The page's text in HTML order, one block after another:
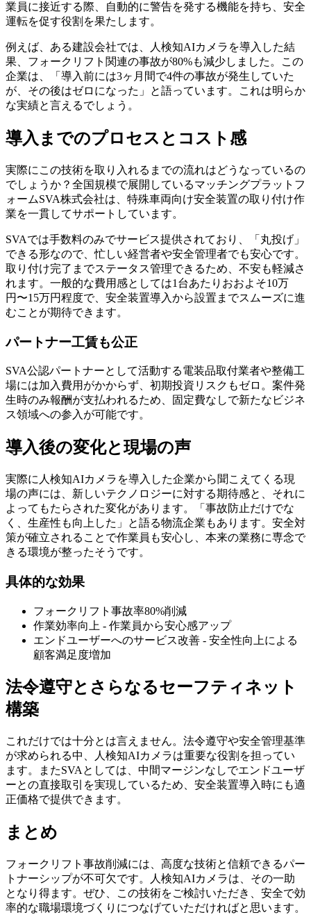
業員に接近する際、自動的に警告を発する機能を持ち、安全
運転を促す役割を果たします。
例えば、ある建設会社では、人検知AIカメラを導入した結
果、フォークリフト関連の事故が80%も減少しました。この
企業は、「導入前には3ヶ月間で4件の事故が発生していた
が、その後はゼロになった」と語っています。これは明らか
な実績と言えるでしょう。
導入までのプロセスとコスト感
実際にこの技術を取り入れるまでの流れはどうなっているの
でしょうか？全国規模で展開しているマッチングプラットフ
ォームSVA株式会社は、特殊車両向け安全装置の取り付け作
業を一貫してサポートしています。
SVAでは手数料のみでサービス提供されており、「丸投げ」
できる形なので、忙しい経営者や安全管理者でも安心です。
取り付け完了までステータス管理できるため、不安も軽減さ
れます。一般的な費用感としては1台あたりおおよそ10万
円〜15万円程度で、安全装置導入から設置までスムーズに進
むことが期待できます。
パートナー工賃も公正
SVA公認パートナーとして活動する電装品取付業者や整備工
場には加入費用がかからず、初期投資リスクもゼロ。案件発
生時のみ報酬が支払われるため、固定費なしで新たなビジネ
ス領域への参入が可能です。
導入後の変化と現場の声
実際に人検知AIカメラを導入した企業から聞こえてくる現
場の声には、新しいテクノロジーに対する期待感と、それに
よってもたらされた変化があります。「事故防止だけでな
く、生産性も向上した」と語る物流企業もあります。安全対
策が確立されることで作業員も安心し、本来の業務に専念で
きる環境が整ったそうです。
具体的な効果
フォークリフト事故率80%削減
作業効率向上 - 作業員から安心感アップ
エンドユーザーへのサービス改善 - 安全性向上による
顧客満足度増加
法令遵守とさらなるセーフティネット
構築
これだけでは十分とは言えません。法令遵守や安全管理基準
が求められる中、人検知AIカメラは重要な役割を担ってい
ます。またSVAとしては、中間マージンなしでエンドユーザ
ーとの直接取引を実現しているため、安全装置導入時にも適
正価格で提供できます。
まとめ
フォークリフト事故削減には、高度な技術と信頼できるパー
トナーシップが不可欠です。人検知AIカメラは、その一助
となり得ます。ぜひ、この技術をご検討いただき、安全で効
率的な職場環境づくりにつなげていただければと思います。